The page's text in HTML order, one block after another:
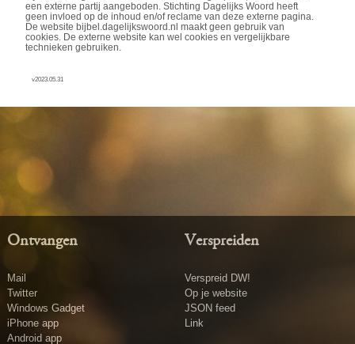
een externe partij aangeboden. Stichting Dagelijks Woord heeft
geen invloed op de inhoud en/of reclame van deze externe pagina.
De website bijbel.dagelijkswoord.nl maakt geen gebruik van
cookies. De externe website kan wel cookies en vergelijkbare
technieken gebruiken.
v2023.05.31
Ontvangen
Mail
Twitter
Windows Gadget
iPhone app
Android app
Verspreiden
Verspreid DW!
Op je website
JSON feed
Link